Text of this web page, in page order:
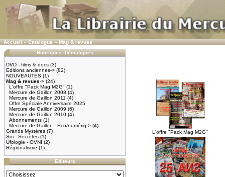
Accueil»Catalogue»Mag & revues
Rubriques thématiques
DVD - films & docs (3)
Editions anciennes-> (82)
NOUVEAUTES (1)
Mag & revues-> (24)
L'offre "Pack Mag M2G" (1)
Mercure de Gaillon 2008 (4)
Mercure de Gaillon 2011 (4)
Offre Spéciale Anniversaire 2025
Mercure de Gaillon 2009 (6)
Mercure de Gaillon 2010 (4)
Abonnements (1)
Mercure de Gaillon - Eco/numériq-> (4)
Grands Mystères (7)
Soc. Secrètes (1)
Ufologie - OVNI (2)
Régionalisme (1)
Editeurs
L'offre "Pack Mag M2G"